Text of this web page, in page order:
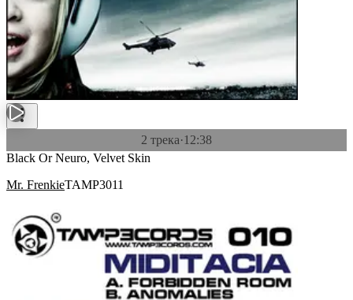
2 трека·12:38
Black Or Neuro, Velvet Skin
Mr. FrenkieTAMP3011